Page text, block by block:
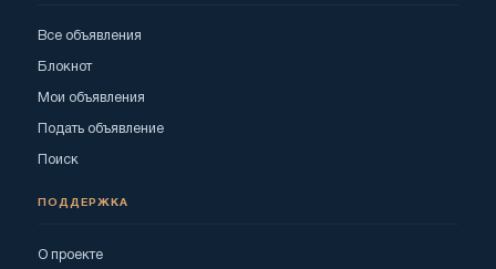
Все объявления
Блокнот
Мои объявления
Подать объявление
Поиск
ПОДДЕРЖКА
О проекте